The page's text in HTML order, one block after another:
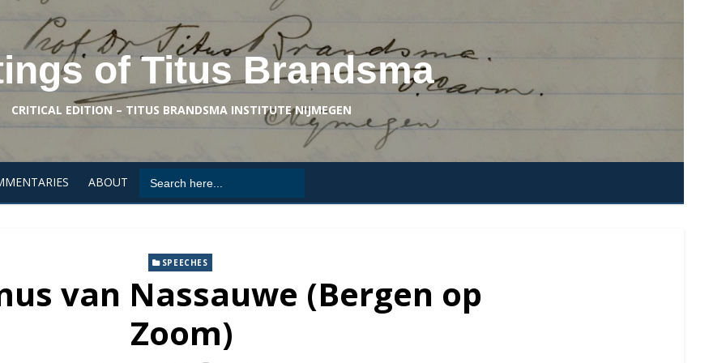
of Titus Brandsma
CRITICAL EDITION – TITUS BRANDSMA INSTITUTE NIJMEGEN
ABOUT Search
for:
SPEECHES
van Nassauwe (Bergen op
Zoom)